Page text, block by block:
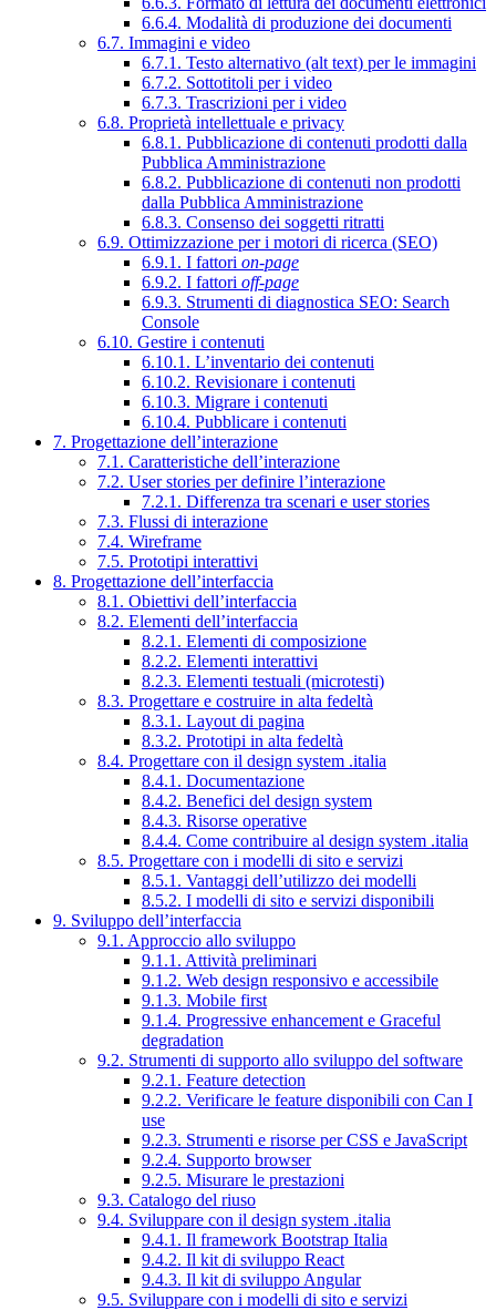
6.6.4. Modalità di produzione dei documenti
6.7. Immagini e video
6.7.1. Testo alternativo (alt text) per le immagini
6.7.2. Sottotitoli per i video
6.7.3. Trascrizioni per i video
6.8. Proprietà intellettuale e privacy
6.8.1. Pubblicazione di contenuti prodotti dalla
Pubblica Amministrazione
6.8.2. Pubblicazione di contenuti non prodotti
dalla Pubblica Amministrazione
6.8.3. Consenso dei soggetti ritratti
6.9. Ottimizzazione per i motori di ricerca (SEO)
6.9.1. I fattori on-page
6.9.2. I fattori off-page
6.9.3. Strumenti di diagnostica SEO: Search
Console
6.10. Gestire i contenuti
6.10.1. L’inventario dei contenuti
6.10.2. Revisionare i contenuti
6.10.3. Migrare i contenuti
6.10.4. Pubblicare i contenuti
7. Progettazione dell’interazione
7.1. Caratteristiche dell’interazione
7.2. User stories per definire l’interazione
7.2.1. Differenza tra scenari e user stories
7.3. Flussi di interazione
7.4. Wireframe
7.5. Prototipi interattivi
8. Progettazione dell’interfaccia
8.1. Obiettivi dell’interfaccia
8.2. Elementi dell’interfaccia
8.2.1. Elementi di composizione
8.2.2. Elementi interattivi
8.2.3. Elementi testuali (microtesti)
8.3. Progettare e costruire in alta fedeltà
8.3.1. Layout di pagina
8.3.2. Prototipi in alta fedeltà
8.4. Progettare con il design system .italia
8.4.1. Documentazione
8.4.2. Benefici del design system
8.4.3. Risorse operative
8.4.4. Come contribuire al design system .italia
8.5. Progettare con i modelli di sito e servizi
8.5.1. Vantaggi dell’utilizzo dei modelli
8.5.2. I modelli di sito e servizi disponibili
9. Sviluppo dell’interfaccia
9.1. Approccio allo sviluppo
9.1.1. Attività preliminari
9.1.2. Web design responsivo e accessibile
9.1.3. Mobile first
9.1.4. Progressive enhancement e Graceful
degradation
9.2. Strumenti di supporto allo sviluppo del software
9.2.1. Feature detection
9.2.2. Verificare le feature disponibili con Can I
use
9.2.3. Strumenti e risorse per CSS e JavaScript
9.2.4. Supporto browser
9.2.5. Misurare le prestazioni
9.3. Catalogo del riuso
9.4. Sviluppare con il design system .italia
9.4.1. Il framework Bootstrap Italia
9.4.2. Il kit di sviluppo React
9.4.3. Il kit di sviluppo Angular
9.5. Sviluppare con i modelli di sito e servizi